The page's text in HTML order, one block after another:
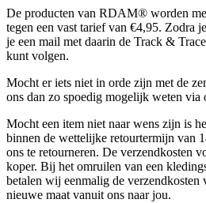
De producten van RDAM® worden
tegen een vast tarief van €4,95. Zodra
je een mail met daarin de Track &
kunt volgen.
Mocht er iets niet in orde zijn met de
ons dan zo spoedig mogelijk weten via
Mocht een item niet naar wens zijn is
binnen de wettelijke retourtermijn van
ons te retourneren. De verzendkosten
koper. Bij het omruilen van een
betalen wij eenmalig de verzendkosten
nieuwe maat vanuit ons naar jou.